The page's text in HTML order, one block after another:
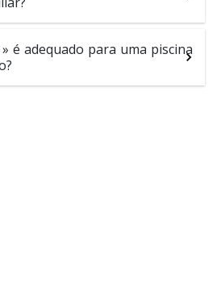
é adequado para uma piscina